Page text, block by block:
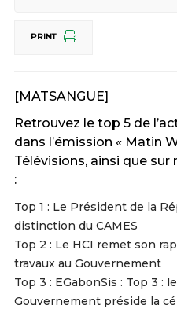
PRINT
[MATSANGUE]
Retrouvez le top 5 de
dans l’émission « Matin
Télévisions, ainsi que
:
Top 1 : Le Président de la
distinction du CAMES
Top 2 : Le HCI remet son
travaux au Gouvernement
Top 3 : EGabonSis : Top 3 :
Gouvernement préside la